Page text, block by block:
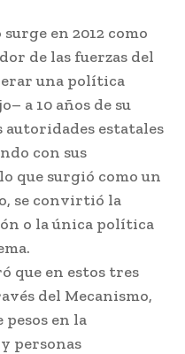
en 2012 como
de las fuerzas del
una política
a 10 años de su
autoridades estatales
con sus
que surgió como un
se convirtió la
o la única política
que en estos tres
del Mecanismo,
en la
personas